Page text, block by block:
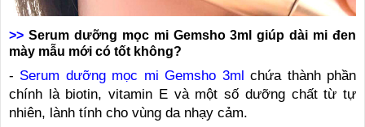
>> Serum dưỡng mọc mi Gemsho 3ml giúp dài mi đen
mày mẫu mới có tốt không?
- Serum dưỡng mọc mi Gemsho 3mlchứa thành phần
chính là biotin, vitamin E và một số dưỡng chất từ tự
nhiên, lành tính cho vùng da nhạy cảm.